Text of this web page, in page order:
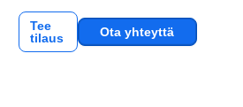
Tee
tilaus
Ota yhteyttä